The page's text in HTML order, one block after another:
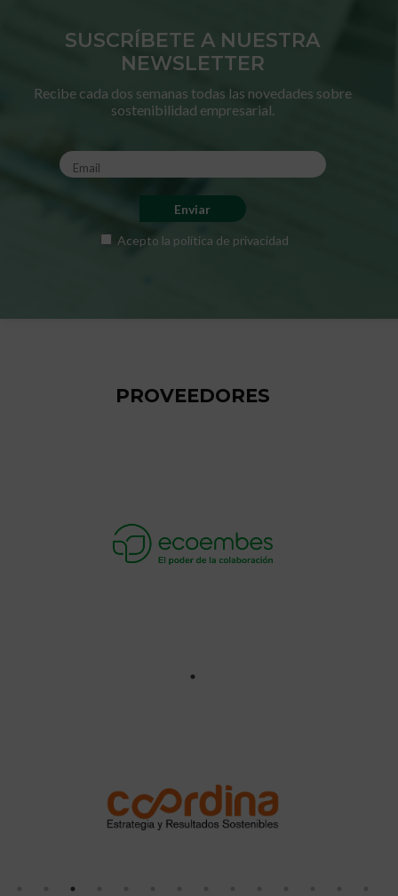
SUSCRÍBETE A NUESTRA
NEWSLETTER
Recibe cada dos semanas todas las novedades sobre
sostenibilidad empresarial.
Acepto la política de privacidad
PROVEEDORES